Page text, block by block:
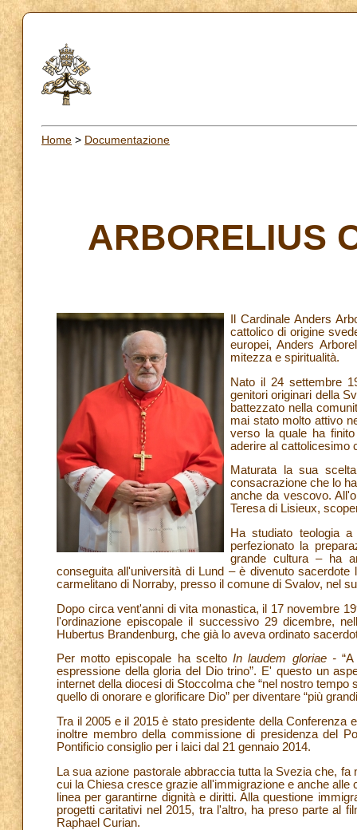
Home > Documentazione
ARBORELIUS
Il Cardinale Anders
cattolico di origine
europei, Anders
mitezza e spiritualità.
Nato il 24 settembre
genitori originari della
battezzato nella
mai stato molto attivo
verso la quale ha
aderire al cattolicesimo
Maturata la sua
consacrazione che lo
anche da vescovo.
Teresa di Lisieux,
Ha studiato teologia
perfezionato la
grande cultura – ha
conseguita all'università di Lund – è divenuto
carmelitano di Norraby, presso il comune di Svalov, nel
Dopo circa vent'anni di vita monastica, il 17 novembre
l'ordinazione episcopale il successivo 29 dicembre,
Hubertus Brandenburg, che già lo aveva ordinato
Per motto episcopale ha sceltoIn laudem gloriae -“A
espressione della gloria del Dio trino”. E' questo un
internet della diocesi di Stoccolma che “nel nostro
quello di onorare e glorificare Dio” per diventare “più
Tra il 2005 e il 2015 è stato presidente della Conferenza
inoltre membro della commissione di presidenza del
Pontificio consiglio per i laici dal 21 gennaio 2014.
La sua azione pastorale abbraccia tutta la Svezia che, fa
cui la Chiesa cresce grazie all'immigrazione e anche
linea per garantirne dignità e diritti. Alla questione
progetti caritativi nel 2015, tra l'altro, ha preso parte al
Raphael Curian.